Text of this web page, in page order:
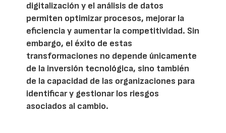
digitalización y el análisis de datos
permiten optimizar procesos, mejorar la
eficiencia y aumentar la competitividad. Sin
embargo, el éxito de estas
transformaciones no depende únicamente
de la inversión tecnológica, sino también
de la capacidad de las organizaciones para
identificar y gestionar los riesgos
asociados al cambio.